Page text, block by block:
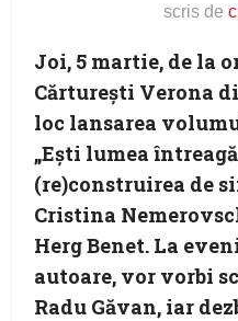
scris de
Joi, 5 martie, de la
Cărturești Verona
loc lansarea
„Ești lumea
(re)construirea de
Cristina
Herg Benet. La
autoare, vor vorbi
Radu Găvan, iar